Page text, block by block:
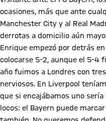
ocasiones, más que ante
Manchester City y al Real
derrotas a domicilio aún
Enrique empezó por detrás
colocarse 5-2, aunque el 5-4
año fuimos a Londres con
nerviosos. En Liverpool
que si encajábamos uno
locos: el Bayern puede